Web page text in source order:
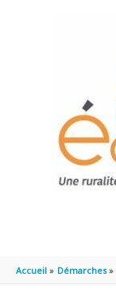
Accueil Démarches